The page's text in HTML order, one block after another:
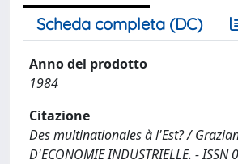
Scheda completa (DC)
Anno del prodotto
1984
Citazione
Des multinationales à l'Est? /
D'ECONOMIE INDUSTRIELLE. -